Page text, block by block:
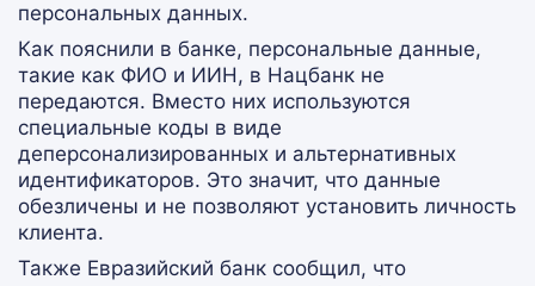
персональных данных.
Как пояснили в банке, персональные данные,
такие как ФИО и ИИН, в Нацбанк не
передаются. Вместо них используются
специальные коды в виде
деперсонализированных и альтернативных
идентификаторов. Это значит, что данные
обезличены и не позволяют установить личность
клиента.
Также Евразийский банк сообщил, что